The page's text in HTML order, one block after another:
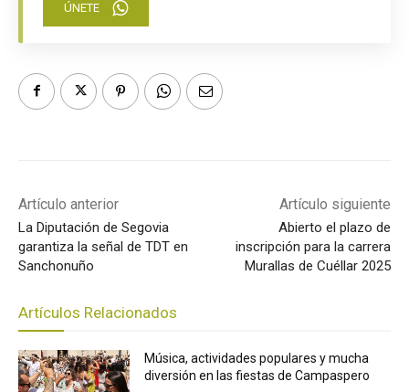
ÚNETE
Artículo anterior
La Diputación de Segovia
garantiza la señal de TDT en
Sanchonuño
Artículo siguiente
Abierto el plazo de
inscripción para la carrera
Murallas de Cuéllar 2025
Artículos Relacionados
Música, actividades populares y mucha
diversión en las fiestas de Campaspero